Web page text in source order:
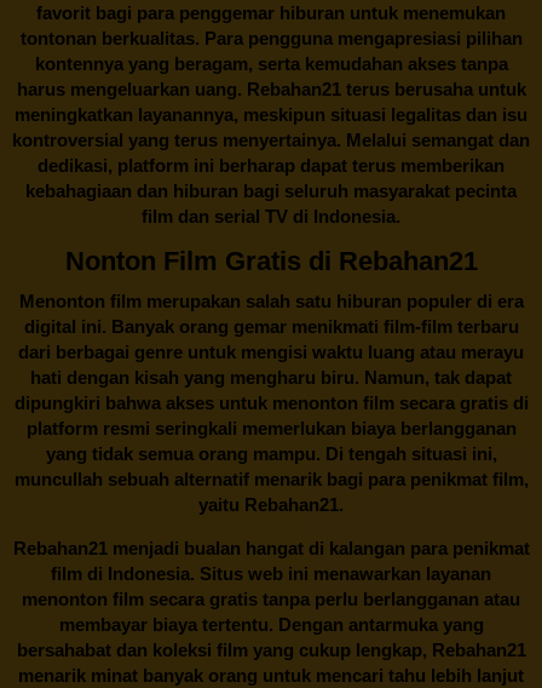
favorit bagi para penggemar hiburan untuk menemukan
tontonan berkualitas. Para pengguna mengapresiasi pilihan
kontennya yang beragam, serta kemudahan akses tanpa
harus mengeluarkan uang. Rebahan21terus berusaha untuk
meningkatkan layanannya, meskipun situasi legalitas dan isu
kontroversial yang terus menyertainya. Melalui semangat dan
dedikasi, platform ini berharap dapat terus memberikan
kebahagiaan dan hiburan bagi seluruh masyarakat pecinta
film dan serial TV di Indonesia.
Nonton Film Gratis di Rebahan21
Menonton film merupakan salah satu hiburan populer di era
digital ini. Banyak orang gemar menikmati film-film terbaru
dari berbagai genre untuk mengisi waktu luang atau merayu
hati dengan kisah yang mengharu biru. Namun, tak dapat
dipungkiri bahwa akses untuk menonton film secara gratis di
platform resmi seringkali memerlukan biaya berlangganan
yang tidak semua orang mampu. Di tengah situasi ini,
muncullah sebuah alternatif menarik bagi para penikmat film,
yaitu Rebahan21.
Rebahan21menjadi bualan hangat di kalangan para penikmat
film di Indonesia. Situs web ini menawarkan layanan
menonton film secara gratis tanpa perlu berlangganan atau
membayar biaya tertentu. Dengan antarmuka yang
bersahabat dan koleksi film yang cukup lengkap, Rebahan21
menarik minat banyak orang untuk mencari tahu lebih lanjut